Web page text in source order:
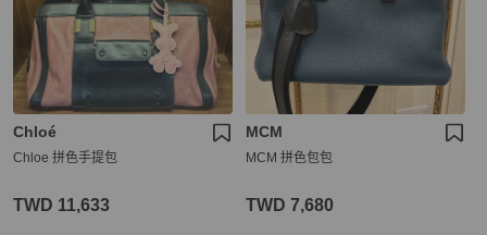
Chloé
Chloe 拼色手提包
TWD 11,633
MCM
MCM 拼色包包
TWD 7,680